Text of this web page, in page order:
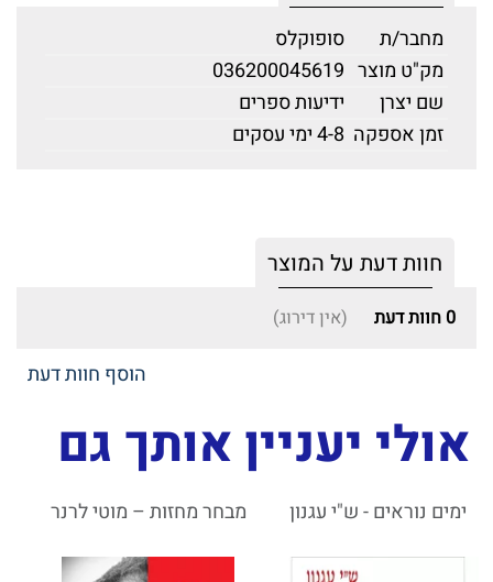
מחבר/ת
סופוקלס
מק"ט מוצר 036200045619
שם יצרן
ידיעות ספרים
זמן אספקה 4-8 ימי עסקים
חוות דעת על המוצר
0 חוות דעת (אין דירוג)
הוסף חוות דעת
אולי יעניין אותך גם
ימים נוראים - ש"י עגנון מבחר מחזות – מוטי לרנר